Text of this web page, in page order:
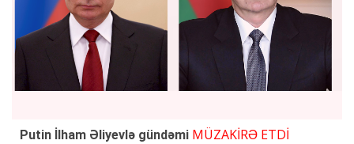
Putin İlham Əliyevlə gündəmi MÜZAKİRƏ ETDİ